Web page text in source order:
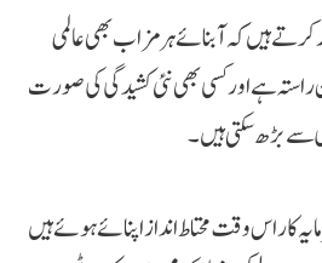
ہیں کہ آبنائے ہرمز اب بھی عالمی
راستہ ہے اور کسی بھی نئی کشیدگی کی صورت
سے بڑھ سکتی ہیں۔
کار اس وقت محتاط انداز اپنائے ہوئے ہیں